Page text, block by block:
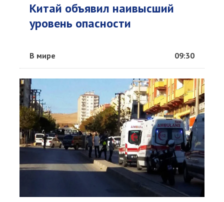
Китай объявил наивысший
уровень опасности
В мире 09:30